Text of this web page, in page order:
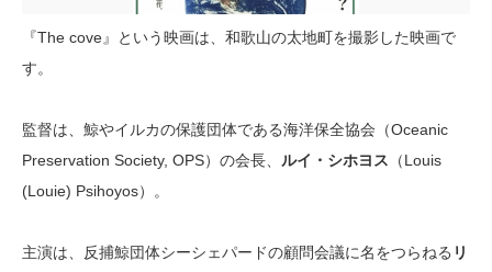
『The cove』という映画は、和歌山の太地町を撮影した映画で
す。
監督は、鯨やイルカの保護団体である海洋保全協会（Oceanic
Preservation Society, OPS）の会長、 ルイ・シホヨス （Louis
(Louie) Psihoyos）。
主演は、反捕鯨団体シーシェパードの顧問会議に名をつらねる リ